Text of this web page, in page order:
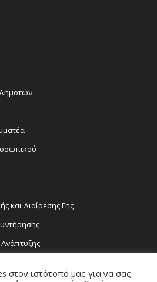
και Διαίρεσης Γης
στον ιστότοπό μας για να σας